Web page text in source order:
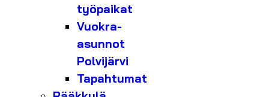
työpaikat
Vuokra-
asunnot
Polvijärvi
Tapahtumat